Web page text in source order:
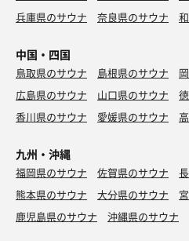
兵庫県のサウナ
奈良県のサウナ
中国・四国
鳥取県のサウナ 島根県のサウナ
広島県のサウナ
山口県のサウナ
香川県のサウナ
愛媛県のサウナ
九州・沖縄
福岡県のサウナ 佐賀県のサウナ
熊本県のサウナ
大分県のサウナ
鹿児島県のサウナ
沖縄県のサウナ